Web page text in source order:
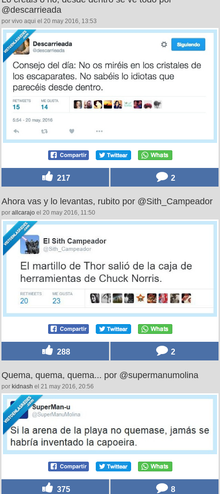
@descarrieada
por vivo aqui el 20 may 2016, 13:53
217 2
Ahora vas y lo levantas, rubito por @Sith_Campeador
por allcarajo el 20 may 2016, 11:50
288 2
Quema, quema, quema... por @supermanumolina
por kidnash el 21 may 2016, 20:56
375 8